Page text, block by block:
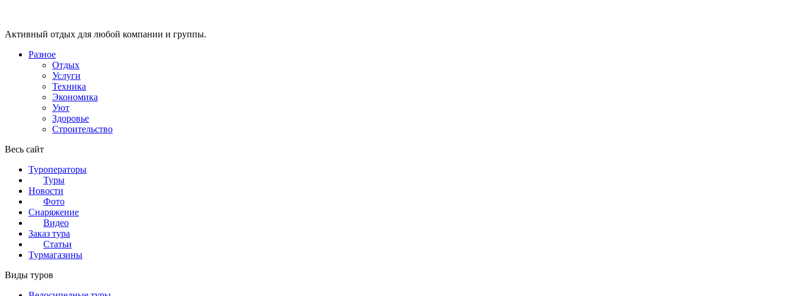
Активный отдых для любой компании и группы.
Разное
Отдых
Услуги
Техника
Экономика
Уют
Здоровье
Строительство
Весь сайт
Туроператоры
Туры
Новости
Фото
Снаряжение
Видео
Заказ тура
Статьи
Турмагазины
Виды туров